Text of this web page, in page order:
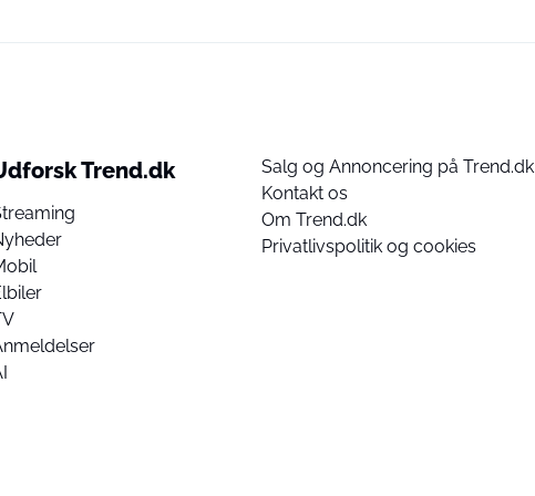
Trend.dk
Salg og Annoncering på Trend.dk
Kontakt os
Om Trend.dk
Privatlivspolitik og cookies